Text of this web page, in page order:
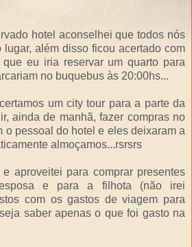
hotel aconselhei que todos nós
lugar, além disso ficou acertado com
eu iria reservar um quarto para
no buquebus às 20:00hs...
um city tour para a parte da
ainda de manhã, fazer compras no
o pessoal do hotel e eles deixaram a
almoçamos...rsrsrs
aproveitei para comprar presentes
e para a filhota (não irei
com os gastos de viagem para
saber apenas o que foi gasto na